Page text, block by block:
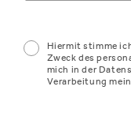
Hiermit stimme
Zweck des
mich in der
Verarbeitung